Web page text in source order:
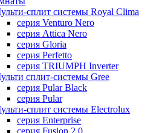
сплит системы Royal Clima
серия Venturo Nero
серия Attica Nero
серия Gloria
серия Perfetto
серия TRIUMPH Inverter
сплит-системы Gree
серия Pular Black
серия Pular
сплит системы Electrolux
серия Enterprise
серия Fusion 2.0